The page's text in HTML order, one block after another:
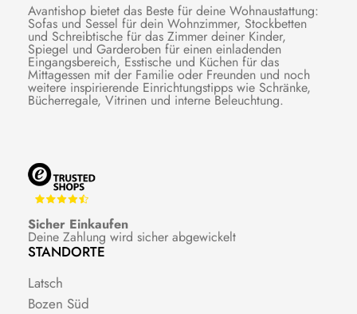
Avantishop bietet das Beste für deine Wohnaustattung:
Sofas und Sessel für dein Wohnzimmer, Stockbetten
und Schreibtische für das Zimmer deiner Kinder,
Spiegel und Garderoben für einen einladenden
Eingangsbereich, Esstische und Küchen für das
Mittagessen mit der Familie oder Freunden und noch
weitere inspirierende Einrichtungstipps wie Schränke,
Bücherregale, Vitrinen und interne Beleuchtung.
Sicher Einkaufen
Deine Zahlung wird sicher abgewickelt
STANDORTE
Latsch
Bozen Süd